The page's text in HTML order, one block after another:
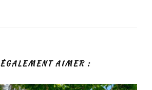
AIMER :